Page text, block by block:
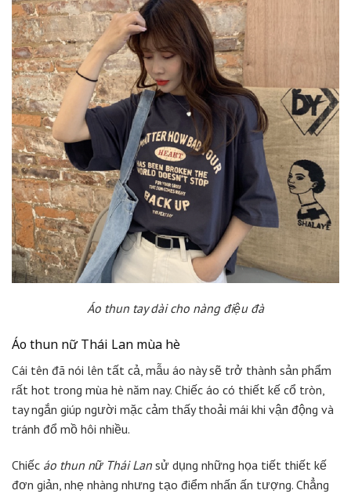
Áo thun tay dài cho nàng điệu đà
Áo thun nữ Thái Lan mùa hè
Cái tên đã nói lên tất cả, mẫu áo này sẽ trở thành sản phẩm
rất hot trong mùa hè năm nay. Chiếc áo có thiết kế cổ tròn,
tay ngắn giúp người mặc cảm thấy thoải mái khi vận động và
tránh đổ mồ hôi nhiều.
Chiếc áo thun nữ Thái Lan sử dụng những họa tiết thiết kế
đơn giản, nhẹ nhàng nhưng tạo điểm nhấn ấn tượng. Chẳng